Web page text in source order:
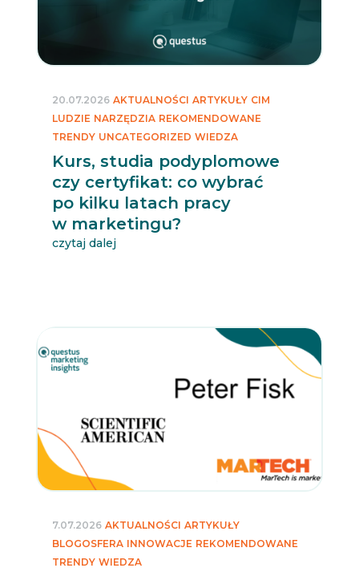
Kurs, studia podyplomowe
czy certyfikat: co wybrać
po kilku latach pracy
w marketingu?
20.07.2026 AKTUALNOŚCI ARTYKUŁY CIM
LUDZIE NARZĘDZIA REKOMENDOWANE
TRENDY UNCATEGORIZED WIEDZA
czytaj dalej
7.07.2026 AKTUALNOŚCI ARTYKUŁY
BLOGOSFERA INNOWACJE REKOMENDOWANE
TRENDY WIEDZA